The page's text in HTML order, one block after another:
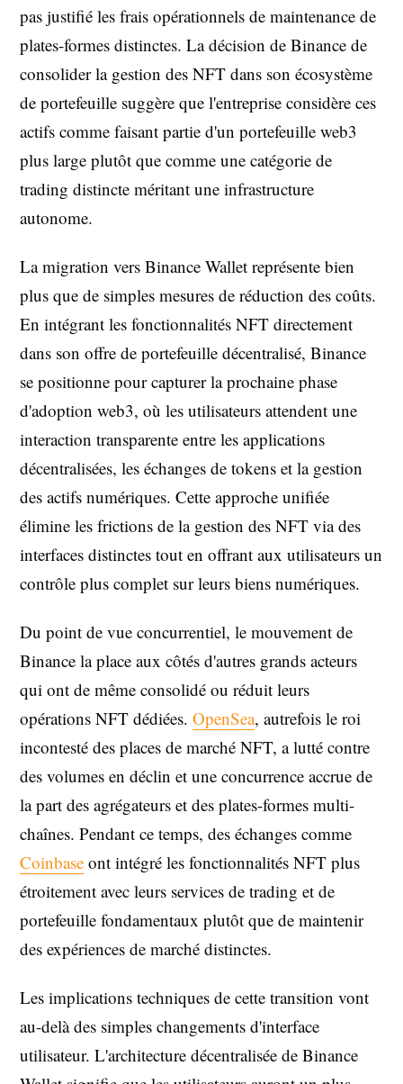
pas justifié les frais opérationnels de maintenance de
plates-formes distinctes. La décision de Binance de
consolider la gestion des NFT dans son écosystème
de portefeuille suggère que l'entreprise considère ces
actifs comme faisant partie d'un portefeuille web3
plus large plutôt que comme une catégorie de
trading distincte méritant une infrastructure
autonome.
La migration vers Binance Wallet représente bien
plus que de simples mesures de réduction des coûts.
En intégrant les fonctionnalités NFT directement
dans son offre de portefeuille décentralisé, Binance
se positionne pour capturer la prochaine phase
d'adoption web3, où les utilisateurs attendent une
interaction transparente entre les applications
décentralisées, les échanges de tokens et la gestion
des actifs numériques. Cette approche unifiée
élimine les frictions de la gestion des NFT via des
interfaces distinctes tout en offrant aux utilisateurs un
contrôle plus complet sur leurs biens numériques.
Du point de vue concurrentiel, le mouvement de
Binance la place aux côtés d'autres grands acteurs
qui ont de même consolidé ou réduit leurs
opérations NFT dédiées. OpenSea, autrefois le roi
incontesté des places de marché NFT, a lutté contre
des volumes en déclin et une concurrence accrue de
la part des agrégateurs et des plates-formes multi-
chaînes. Pendant ce temps, des échanges comme
Coinbase ont intégré les fonctionnalités NFT plus
étroitement avec leurs services de trading et de
portefeuille fondamentaux plutôt que de maintenir
des expériences de marché distinctes.
Les implications techniques de cette transition vont
au-delà des simples changements d'interface
utilisateur. L'architecture décentralisée de Binance